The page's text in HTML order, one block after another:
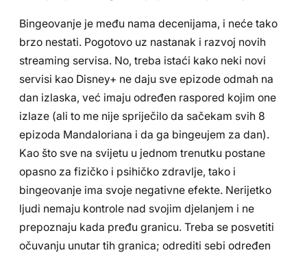
Bingeovanje je među nama decenijama, i neće tako
brzo nestati. Pogotovo uz nastanak i razvoj novih
streaming servisa. No, treba istaći kako neki novi
servisi kao Disney+ ne daju sve epizode odmah na
dan izlaska, već imaju određen raspored kojim one
izlaze (ali to me nije spriječilo da sačekam svih 8
epizoda Mandaloriana i da ga bingeujem za dan).
Kao što sve na svijetu u jednom trenutku postane
opasno za fizičko i psihičko zdravlje, tako i
bingeovanje ima svoje negativne efekte. Nerijetko
ljudi nemaju kontrole nad svojim djelanjem i ne
prepoznaju kada pređu granicu. Treba se posvetiti
očuvanju unutar tih granica; odrediti sebi određen